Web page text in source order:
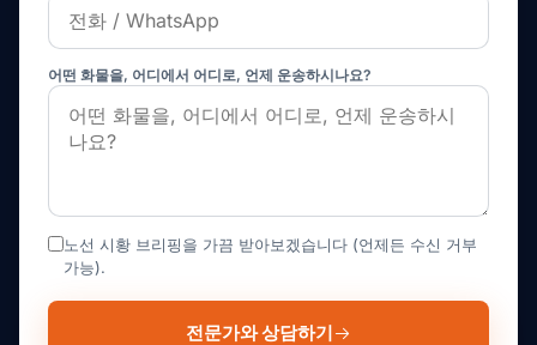
어떤 화물을, 어디에서 어디로, 언제 운송하시나요?
노선 시황 브리핑을 가끔 받아보겠습니다 (언제든 수신 거부
가능).
전문가와 상담하기